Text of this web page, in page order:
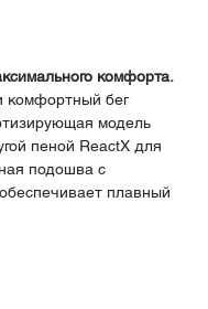
комфорта.
комфортный бег
модель
пеной ReactX для
подошва с
плавный